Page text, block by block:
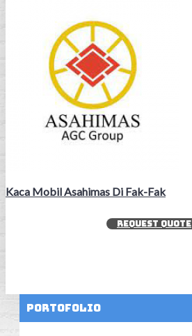
Kaca Mobil Asahimas Di Fak-Fak
REQUEST QUOTE
Portofolio